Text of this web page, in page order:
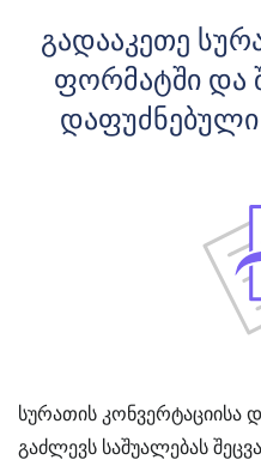
გადააკეთე
ფორმატში და
დაფუძნებული
სურათის კონვერტაციისა
გაძლევს საშუალებას